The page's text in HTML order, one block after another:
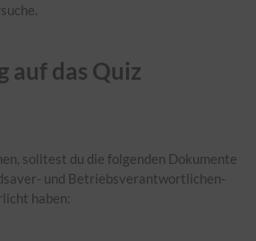
auf das Quiz
solltest du die folgenden Dokumente
und Betriebsverantwortlichen-
haben: